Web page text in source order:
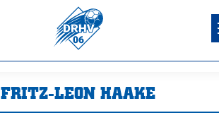
FRITZ-LEON HAAKE